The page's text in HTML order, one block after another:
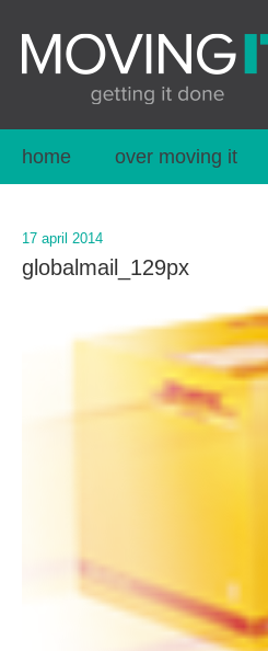
home over moving it
17 april 2014
globalmail_129px